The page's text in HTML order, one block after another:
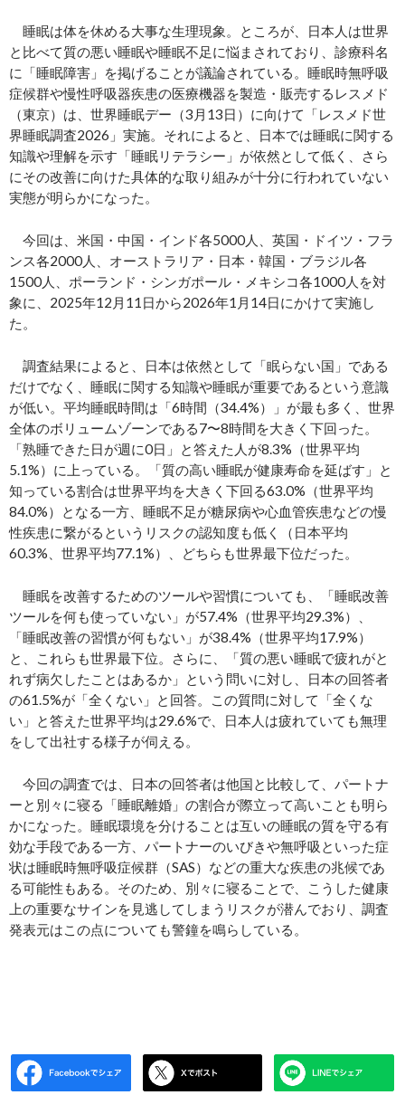
睡眠は体を休める大事な生理現象。ところが、日本人は世界
と比べて質の悪い睡眠や睡眠不足に悩まされており、診療科名
に「睡眠障害」を掲げることが議論されている。睡眠時無呼吸
症候群や慢性呼吸器疾患の医療機器を製造・販売するレスメド
（東京）は、世界睡眠デー（3月13日）に向けて「レスメド世
界睡眠調査2026」実施。それによると、日本では睡眠に関する
知識や理解を示す「睡眠リテラシー」が依然として低く、さら
にその改善に向けた具体的な取り組みが十分に行われていない
実態が明らかになった。
今回は、米国・中国・インド各5000人、英国・ドイツ・フラ
ンス各2000人、オーストラリア・日本・韓国・ブラジル各
1500人、ポーランド・シンガポール・メキシコ各1000人を対
象に、2025年12月11日から2026年1月14日にかけて実施し
た。
調査結果によると、日本は依然として「眠らない国」である
だけでなく、睡眠に関する知識や睡眠が重要であるという意識
が低い。平均睡眠時間は「6時間（34.4%）」が最も多く、世界
全体のボリュームゾーンである7〜8時間を大きく下回った。
「熟睡できた日が週に0日」と答えた人が8.3%（世界平均
5.1%）に上っている。「質の高い睡眠が健康寿命を延ばす」と
知っている割合は世界平均を大きく下回る63.0%（世界平均
84.0%）となる一方、睡眠不足が糖尿病や心血管疾患などの慢
性疾患に繋がるというリスクの認知度も低く（日本平均
60.3%、世界平均77.1%）、どちらも世界最下位だった。
睡眠を改善するためのツールや習慣についても、「睡眠改善
ツールを何も使っていない」が57.4%（世界平均29.3%）、
「睡眠改善の習慣が何もない」が38.4%（世界平均17.9%）
と、これらも世界最下位。さらに、「質の悪い睡眠で疲れがと
れず病欠したことはあるか」という問いに対し、日本の回答者
の61.5%が「全くない」と回答。この質問に対して「全くな
い」と答えた世界平均は29.6%で、日本人は疲れていても無理
をして出社する様子が伺える。
今回の調査では、日本の回答者は他国と比較して、パートナ
ーと別々に寝る「睡眠離婚」の割合が際立って高いことも明ら
かになった。睡眠環境を分けることは互いの睡眠の質を守る有
効な手段である一方、パートナーのいびきや無呼吸といった症
状は睡眠時無呼吸症候群（SAS）などの重大な疾患の兆候であ
る可能性もある。そのため、別々に寝ることで、こうした健康
上の重要なサインを見逃してしまうリスクが潜んでおり、調査
発表元はこの点についても警鐘を鳴らしている。